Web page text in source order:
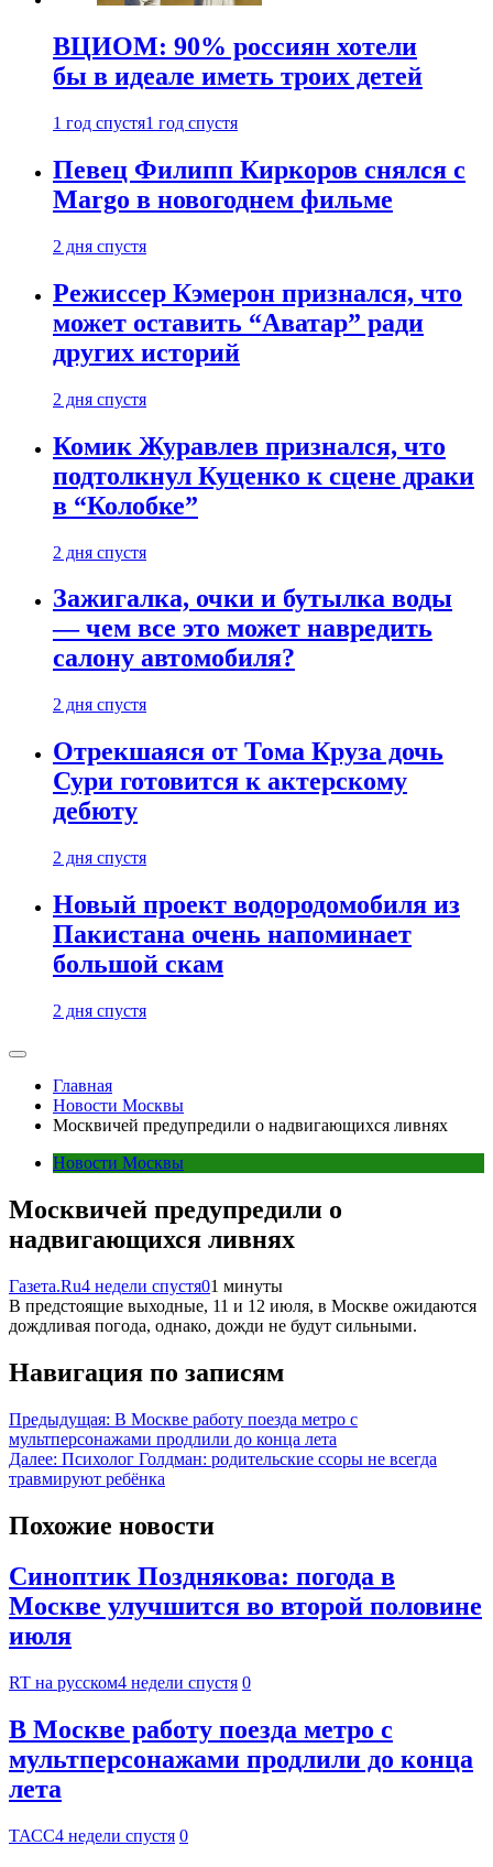
ВЦИОМ: 90% россиян хотели
бы в идеале иметь троих детей
1 год спустя1 год спустя
Певец Филипп Киркоров снялся с
Margo в новогоднем фильме
2 дня спустя
Режиссер Кэмерон признался, что
может оставить “Аватар” ради
других историй
2 дня спустя
Комик Журавлев признался, что
подтолкнул Куценко к сцене драки
в “Колобке”
2 дня спустя
Зажигалка, очки и бутылка воды
— чем все это может навредить
салону автомобиля?
2 дня спустя
Отрекшаяся от Тома Круза дочь
Сури готовится к актерскому
дебюту
2 дня спустя
Новый проект водородомобиля из
Пакистана очень напоминает
большой скам
2 дня спустя
Главная
Новости Москвы
Москвичей предупредили о надвигающихся ливнях
Новости Москвы
Москвичей предупредили о
надвигающихся ливнях
Газета.Ru4 недели спустя01 минуты
В предстоящие выходные, 11 и 12 июля, в Москве ожидаются
дождливая погода, однако, дожди не будут сильными.
Навигация по записям
Предыдущая: В Москве работу поезда метро с
мультперсонажами продлили до конца лета
Далее: Психолог Голдман: родительские ссоры не всегда
травмируют ребёнка
Похожие новости
Синоптик Позднякова: погода в
Москве улучшится во второй половине
июля
RT на русском4 недели спустя 0
В Москве работу поезда метро с
мультперсонажами продлили до конца
лета
ТАСС4 недели спустя 0